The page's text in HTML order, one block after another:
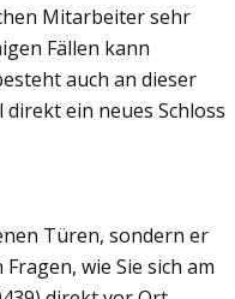
Mitarbeiter sehr
Fällen kann
auch an dieser
ein neues Schloss
Türen, sondern er
wie Sie sich am